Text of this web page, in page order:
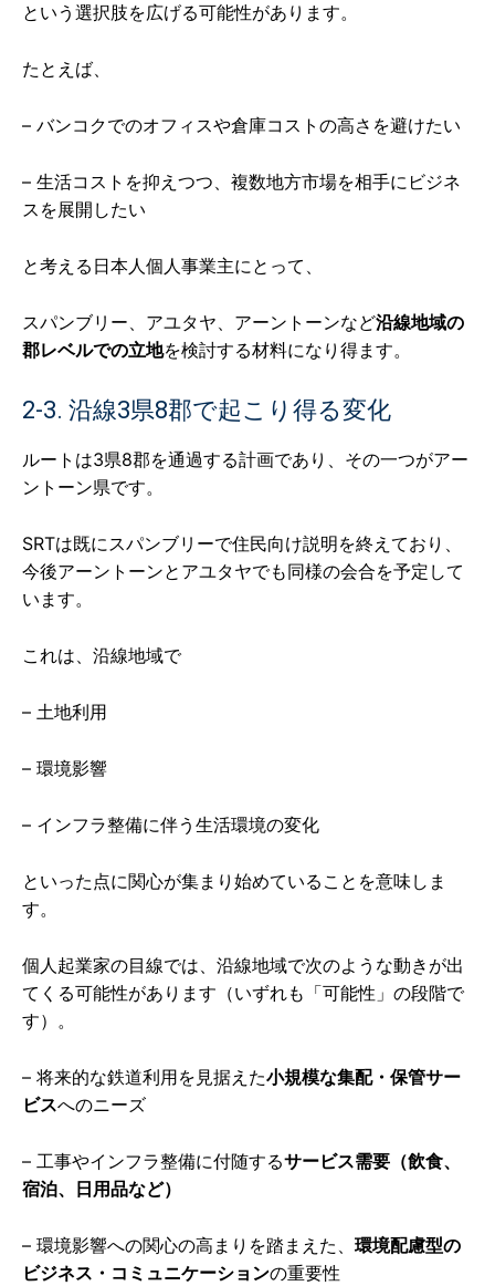
という選択肢を広げる可能性があります。
たとえば、
– バンコクでのオフィスや倉庫コストの高さを避けたい
– 生活コストを抑えつつ、複数地方市場を相手にビジネ
スを展開したい
と考える日本人個人事業主にとって、
スパンブリー、アユタヤ、アーントーンなど沿線地域の
郡レベルでの立地を検討する材料になり得ます。
2-3. 沿線3県8郡で起こり得る変化
ルートは3県8郡を通過する計画であり、その一つがアー
ントーン県です。
SRTは既にスパンブリーで住民向け説明を終えており、
今後アーントーンとアユタヤでも同様の会合を予定して
います。
これは、沿線地域で
– 土地利用
– 環境影響
– インフラ整備に伴う生活環境の変化
といった点に関心が集まり始めていることを意味しま
す。
個人起業家の目線では、沿線地域で次のような動きが出
てくる可能性があります（いずれも「可能性」の段階で
す）。
– 将来的な鉄道利用を見据えた小規模な集配・保管サー
ビスへのニーズ
– 工事やインフラ整備に付随するサービス需要（飲食、
宿泊、日用品など）
– 環境影響への関心の高まりを踏まえた、 環境配慮型の
ビジネス・コミュニケーションの重要性